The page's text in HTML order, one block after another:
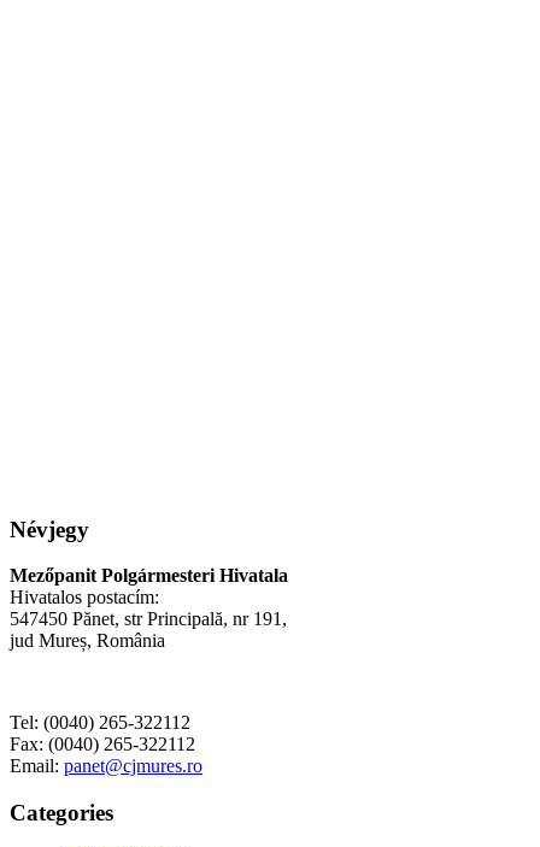
Névjegy
Mezőpanit Polgármesteri Hivatala
Hivatalos postacím:
547450 Pănet, str Principală, nr 191,
jud Mureș, România
Tel: (0040) 265-322112
Fax: (0040) 265-322112
Email: panet@cjmures.ro
Categories